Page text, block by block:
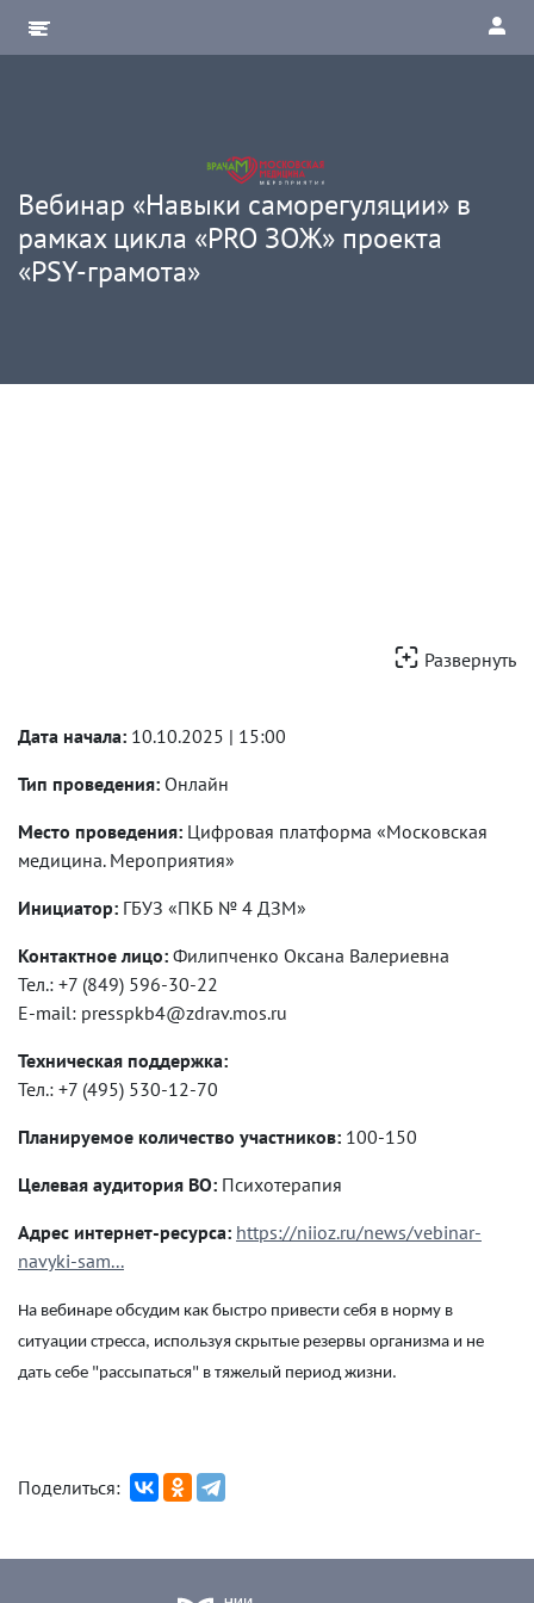
Вебинар «Навыки саморегуляции» в
рамках цикла «PRO ЗОЖ» проекта
«PSY-грамота»
Развернуть
Дата начала: 10.10.2025 | 15:00
Тип проведения: Онлайн
Место проведения: Цифровая платформа «Московская
медицина. Мероприятия»
Инициатор: ГБУЗ «ПКБ № 4 ДЗМ»
Контактное лицо: Филипченко Оксана Валериевна
Тел.: +7 (849) 596-30-22
E-mail: presspkb4@zdrav.mos.ru
Техническая поддержка:
Тел.: +7 (495) 530-12-70
Планируемое количество участников: 100-150
Целевая аудитория ВО: Психотерапия
Адрес интернет-ресурса: https://niioz.ru/news/vebinar-
navyki-sam...
На вебинаре обсудим как быстро привести себя в норму в
ситуации стресса, используя скрытые резервы организма и не
дать себе "рассыпаться" в тяжелый период жизни.
Поделиться: